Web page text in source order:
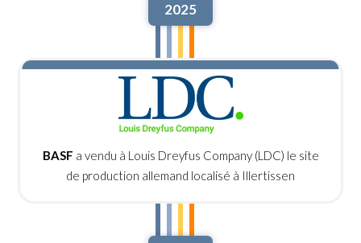
2025
BASF a vendu à Louis Dreyfus Company (LDC) le site
de production allemand localisé à Illertissen